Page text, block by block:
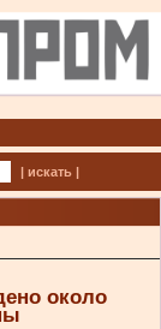
| искать |
около